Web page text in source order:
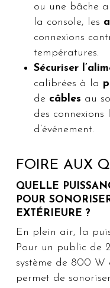
ou une bâche
la console, les
connexions
températures.
Sécuriser
calibrées à la
de câbles au
des
d’événement.
FOIRE AUX
QUELLE
POUR
EXTÉRIEURE ?
En plein air, la
Pour un public de
système de 800
permet de